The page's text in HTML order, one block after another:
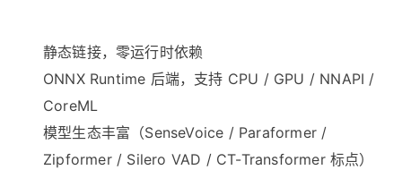
静态链接，零运行时依赖
ONNX Runtime 后端，支持 CPU / GPU / NNAPI /
CoreML
模型生态丰富（SenseVoice / Paraformer /
Zipformer / Silero VAD / CT-Transformer 标点）